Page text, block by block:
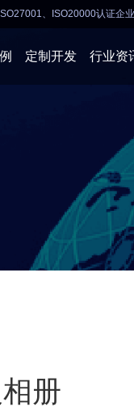
、ISO20000认证企业
定制开发 行业资
小程序
系统开发
物联网
网站建设
企业经营
商业行情
册